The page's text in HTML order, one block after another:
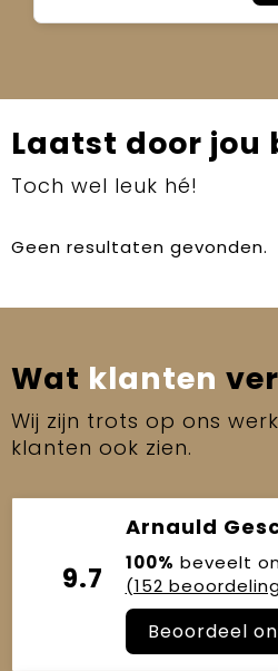
Laatst door jou
Toch wel leuk hé!
Geen resultaten gevonden.
Wat klanten
Wij zijn trots op ons
klanten ook zien.
9.7
Arnauld
100% beveelt
(152
Beoordeel